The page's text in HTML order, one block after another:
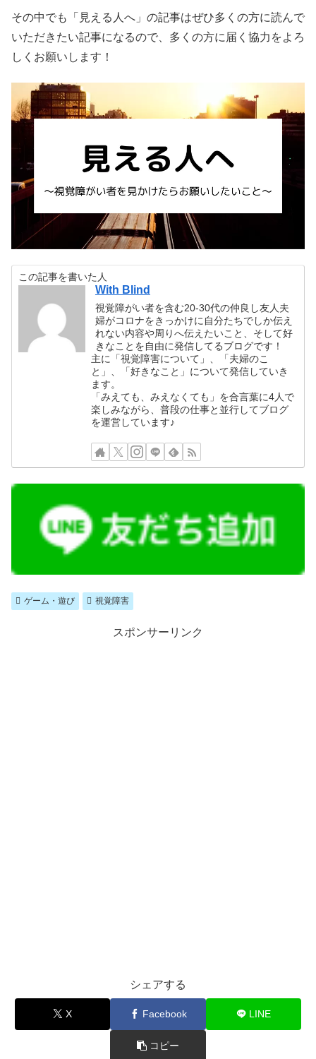
その中でも「見える人へ」の記事はぜひ多くの方に読んで
いただきたい記事になるので、多くの方に届く協力をよろ
しくお願いします！
この記事を書いた人
With Blind
視覚障がい者を含む20-30代の仲良し友人夫
婦がコロナをきっかけに自分たちでしか伝え
れない内容や周りへ伝えたいこと、そして好
きなことを自由に発信してるブログです！
主に「視覚障害について」、「夫婦のこ
と」、「好きなこと」について発信していき
ます。
「みえても、みえなくても」を合言葉に4人で
楽しみながら、普段の仕事と並行してブログ
を運営しています♪
ゲーム・遊び 視覚障害
スポンサーリンク
シェアする
X Facebook LINE
コピー